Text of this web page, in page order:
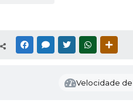
FACEBOOKMESSENGER
TWITTERWHATSAPP
Velocidade de